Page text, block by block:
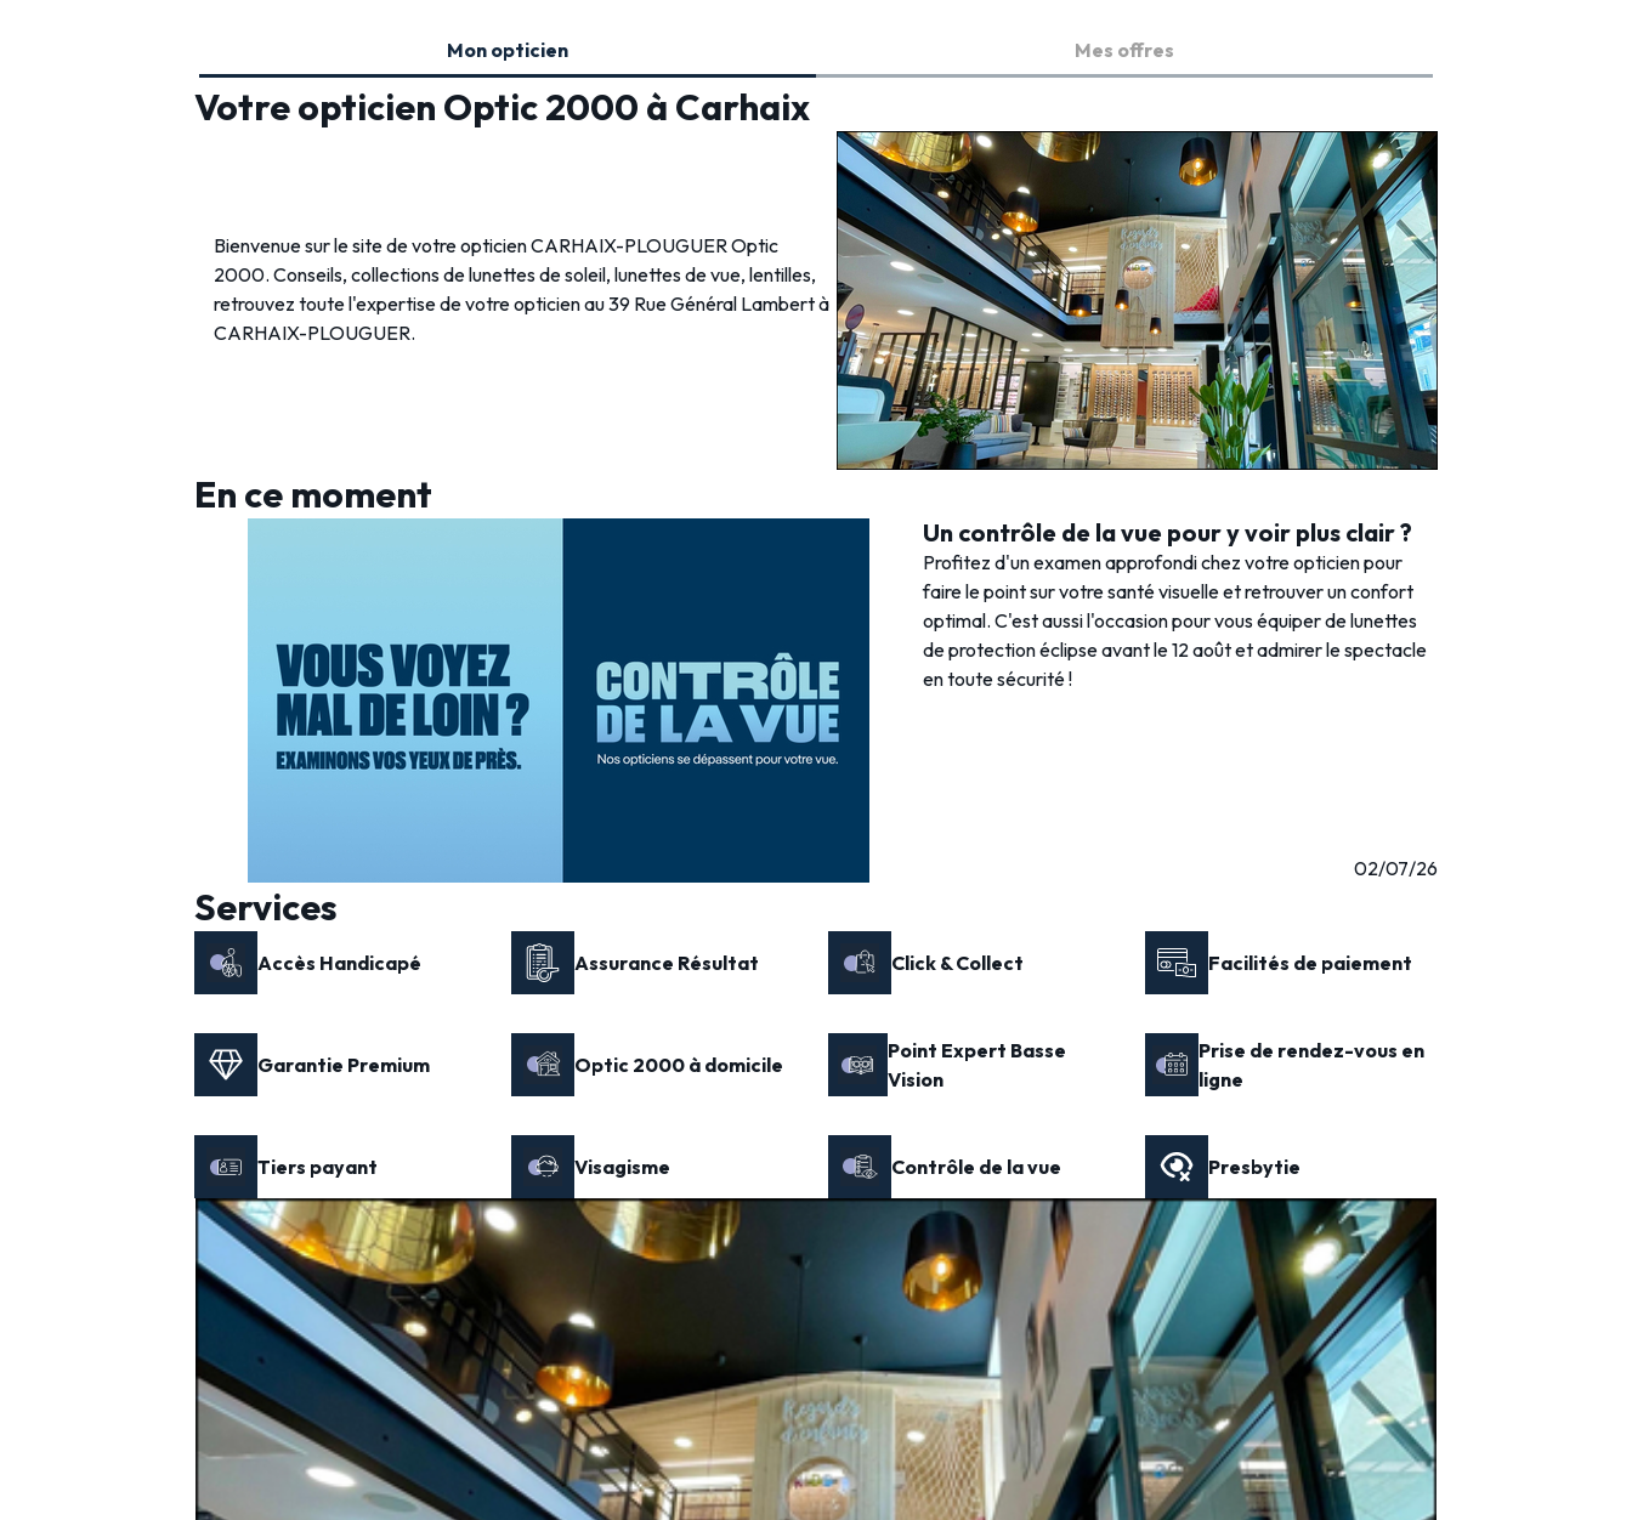
Mon opticien Mes offres
Votre opticien Optic 2000 à Carhaix
Bienvenue sur le site de votre opticien CARHAIX-PLOUGUER Optic
2000. Conseils, collections de lunettes de soleil, lunettes de vue, lentilles,
retrouvez toute l'expertise de votre opticien au 39 Rue Général Lambert à
CARHAIX-PLOUGUER.
En ce moment
Un contrôle de la vue pour y voir plus clair ?
Profitez d'un examen approfondi chez votre opticien pour
faire le point sur votre santé visuelle et retrouver un confort
optimal. C'est aussi l'occasion pour vous équiper de lunettes
de protection éclipse avant le 12 août et admirer le spectacle
en toute sécurité !
02/07/26
Services
Accès Handicapé Assurance Résultat Click & Collect Facilités de paiement
Garantie Premium Optic 2000 à domicile
Point Expert Basse
Vision
Prise de rendez-vous en
ligne
Tiers payant Visagisme Contrôle de la vue Presbytie